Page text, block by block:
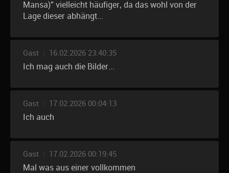
Mansa)" vielleicht häufiger, da das wohl von der
Lage dieser abhängt...
Gast 16.02.2026 23:40:35
Ich mag auch die Bilder...
Gast 17.02.2026 00:04:13
Ich auch
Gast 17.02.2026 00:19:45
Mal was aus einer vollkommen